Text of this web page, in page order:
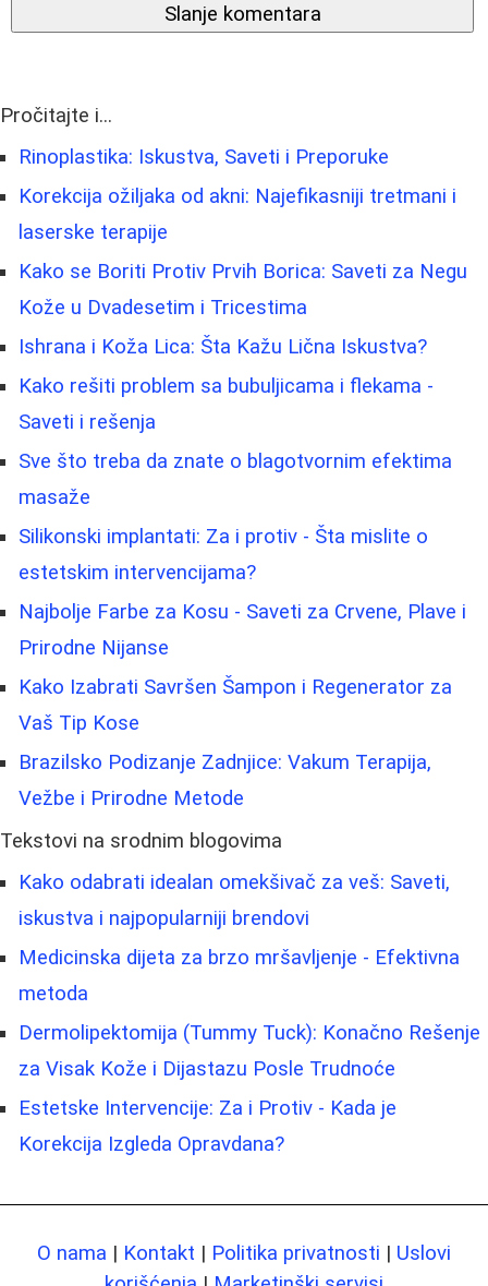
Slanje komentara
Pročitajte i...
Rinoplastika: Iskustva, Saveti i Preporuke
Korekcija ožiljaka od akni: Najefikasniji tretmani i
laserske terapije
Kako se Boriti Protiv Prvih Borica: Saveti za Negu
Kože u Dvadesetim i Tricestima
Ishrana i Koža Lica: Šta Kažu Lična Iskustva?
Kako rešiti problem sa bubuljicama i flekama -
Saveti i rešenja
Sve što treba da znate o blagotvornim efektima
masaže
Silikonski implantati: Za i protiv - Šta mislite o
estetskim intervencijama?
Najbolje Farbe za Kosu - Saveti za Crvene, Plave i
Prirodne Nijanse
Kako Izabrati Savršen Šampon i Regenerator za
Vaš Tip Kose
Brazilsko Podizanje Zadnjice: Vakum Terapija,
Vežbe i Prirodne Metode
Tekstovi na srodnim blogovima
Kako odabrati idealan omekšivač za veš: Saveti,
iskustva i najpopularniji brendovi
Medicinska dijeta za brzo mršavljenje - Efektivna
metoda
Dermolipektomija (Tummy Tuck): Konačno Rešenje
za Visak Kože i Dijastazu Posle Trudnoće
Estetske Intervencije: Za i Protiv - Kada je
Korekcija Izgleda Opravdana?
O nama | Kontakt | Politika privatnosti | Uslovi